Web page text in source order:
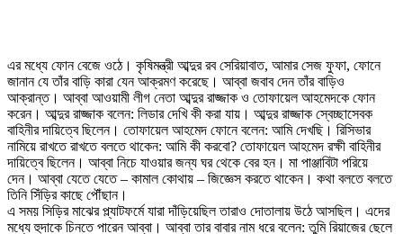
এর মধ্যে ফোন বেজে ওঠে। কৃষিমন্ত্রী আব্দুর রব সেরিয়াবাত, আমার সেজ ফুফা, ফোনে
জানান যে তাঁর বাড়ি কারা যেন আক্রমণ করেছে। আব্বা জবাব দেন তাঁর বাড়িও
আক্রান্ত। আব্বা আওয়ামী লীগ নেতা আব্দুর রাজ্জাক ও তোফায়েল আহমেদকে ফোন
করেন। আব্দুর রাজ্জাক বলেন: লিডার দেখি কী করা যায়। আব্দুর রাজ্জাক স্বেচ্ছাসেবক
বাহিনীর দায়িত্বে ছিলেন। তোফায়েল আহমেদ ফোনে বলেন: আমি দেখছি। রিসিভার
নামিয়ে রাখতে রাখতে বলতে থাকেন: আমি কী করবো? তোফায়েল আহমেদ রক্ষী বাহিনীর
দায়িত্বে ছিলেন। আব্বা নিচে যাওয়ার জন্য ঘর থেকে বের হন। মা পাঞ্জাবিটা পরিয়ে
দেন। আব্বা যেতে যেতে – কামাল কোথায় – জিজ্ঞেস করতে থাকেন। কথা বলতে বলতে
তিনি সিঁড়ির কাছে পৌঁছান।
এ সময় সিড়ির মাঝের প্ল্যাটফর্মে যারা দাঁড়িয়েছিল তারাও দোতালায় উঠে আসছিল। এদের
মধ্যে হুদাকে চিনতে পারেন আব্বা। আব্বা তার বাবার নাম ধরে বলেন: তুমি রিয়াজের ছেলে